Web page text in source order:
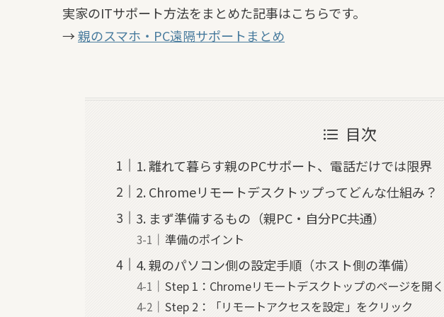
実家のITサポート方法をまとめた記事はこちらです。
→親のスマホ・PC遠隔サポートまとめ
目次
1. 離れて暮らす親のPCサポート、電話だけでは限界
2. Chromeリモートデスクトップってどんな仕組み？
3. まず準備するもの（親PC・自分PC共通）
準備のポイント
4. 親のパソコン側の設定手順（ホスト側の準備）
Step 1：Chromeリモートデスクトップのページを開く
Step 2：「リモートアクセスを設定」をクリック